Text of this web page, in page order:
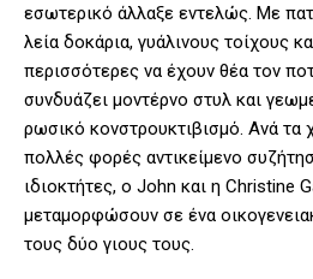
εσωτερικό άλλαξε εντελώς. Με
λεία δοκάρια, γυάλινους τοίχους
περισσότερες να έχουν θέα τον
συνδυάζει μοντέρνο στυλ και
ρωσικό κονστρουκτιβισμό. Ανά τα
πολλές φορές αντικείμενο
ιδιοκτήτες, ο John και η Christine
μεταμορφώσουν σε ένα
τους δύο γιους τους.